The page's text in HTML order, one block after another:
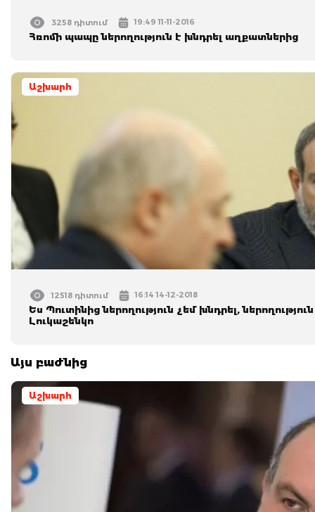
3258 դիտում 19:49 11-11-2016
Հռոմի պապը ներողություն է խնդրել աղքատներից
Աշխարհ
12518 դիտում 16:14 14-12-2018
Ես Պուտինից ներողություն չեմ խնդրել,
Լուկաշենկո
Այս բաժնից
Աշխարհ